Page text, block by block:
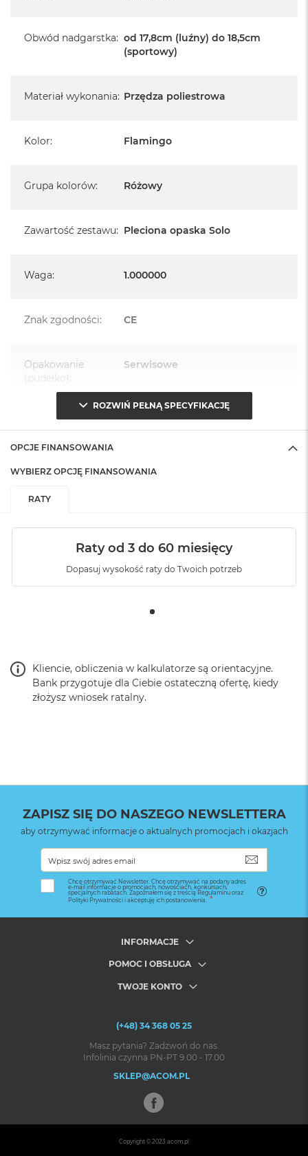
Obwód nadgarstka: od 17,8cm (luźny) do 18,5cm
(sportowy)
Materiał wykonania: Przędza poliestrowa
Kolor: Flamingo
Grupa kolorów: Różowy
Zawartość zestawu: Pleciona opaska Solo
Waga: 1.000000
Znak zgodności: CE
Opakowanie
(pudełko):
Serwisowe
ROZWIŃ PEŁNĄ SPECYFIKACJĘ
OPCJE FINANSOWANIA
WYBIERZ OPCJĘ FINANSOWANIA
RATY
Raty od 3 do 60 miesięcy
Dopasuj wysokość raty do Twoich potrzeb
Kliencie, obliczenia w kalkulatorze są orientacyjne.
Bank przygotuje dla Ciebie ostateczną ofertę, kiedy
złożysz wniosek ratalny.
ZAPISZ SIĘ DO NASZEGO NEWSLETTERA
aby otrzymywać informacje o aktualnych promocjach i okazjach
Chcę otrzymywać Newsletter. Chcę otrzymywać na podany adres
e-mail informacje o promocjach, nowościach, konkursach,
specjalnych rabatach. Zapoznałem się z treścią Regulaminu oraz
Polityki Prywatności i akceptuję ich postanowienia.
INFORMACJE
POMOC I OBSŁUGA
TWOJE KONTO
(+48) 34 368 05 25
Masz pytania? Zadzwoń do nas.
Infolinia czynna PN-PT 9.00 - 17.00
SKLEP@ACOM.PL
Copyright © 2023 acom.pl